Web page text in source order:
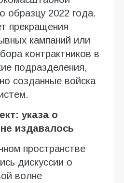
образцу 2022 года.
прекращения
кампаний или
контрактников в
подразделения,
созданные войска
указа о
издавалось
пространстве
дискуссии о
волне